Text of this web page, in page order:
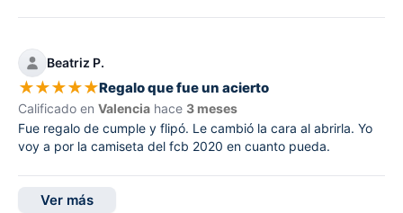
Beatriz P.
★★★★★Regalo que fue un acierto
Calificado en Valencia hace 3 meses
Fue regalo de cumple y flipó. Le cambió la cara al abrirla. Yo
voy a por la camiseta del fcb 2020 en cuanto pueda.
Ver más